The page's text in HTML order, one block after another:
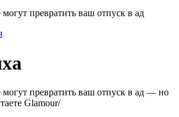
превратить ваш отпуск в ад
превратить ваш отпуск в ад — но
Glamour/